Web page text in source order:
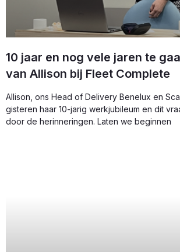
10 jaar en nog vele jaren te
van Allison bij Fleet Complete
Allison, ons Head of Delivery Benelux en
gisteren haar 10-jarig werkjubileum en dit
door de herinneringen. Laten we beginnen